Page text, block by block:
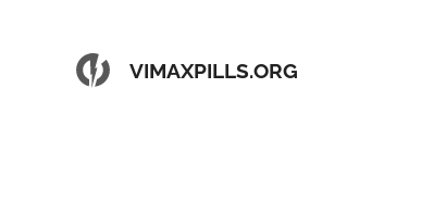
VIMAXPILLS.ORG